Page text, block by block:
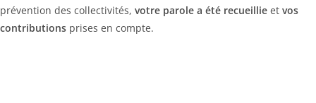
prévention des collectivités, votre parole a été recueillie et vos
contributions prises en compte.